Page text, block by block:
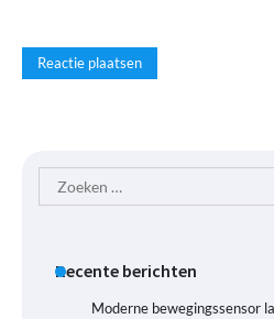
Zoeken
naar:
Recente berichten
Moderne bewegingssensor